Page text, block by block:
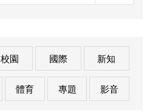
校園 國際 新知
體育 專題 影音